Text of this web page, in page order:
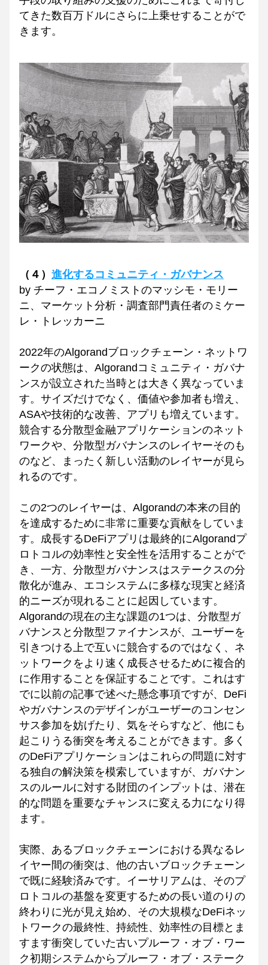
てきた数百万ドルにさらに上乗せすることがで
きます。
（４） 進化するコミュニティ・ガバナンス
by チーフ・エコノミストのマッシモ・モリー
ニ、マーケット分析・調査部門責任者のミケー
レ・トレッカーニ
2022年のAlgorandブロックチェーン・ネットワ
ークの状態は、Algorandコミュニティ・ガバナ
ンスが設立された当時とは大きく異なっていま
す。サイズだけでなく、価値や参加者も増え、
ASAや技術的な改善、アプリも増えています。
競合する分散型金融アプリケーションのネット
ワークや、分散型ガバナンスのレイヤーそのも
のなど、まったく新しい活動のレイヤーが見ら
れるのです。
この2つのレイヤーは、Algorandの本来の目的
を達成するために非常に重要な貢献をしていま
す。成長するDeFiアプリは最終的にAlgorandプ
ロトコルの効率性と安全性を活用することがで
き、一方、分散型ガバナンスはステークスの分
散化が進み、エコシステムに多様な現実と経済
的ニーズが現れることに起因しています。
Algorandの現在の主な課題の1つは、分散型ガ
バナンスと分散型ファイナンスが、ユーザーを
引きつける上で互いに競合するのではなく、ネ
ットワークをより速く成長させるために複合的
に作用することを保証することです。これはす
でに以前の記事で述べた懸念事項ですが、DeFi
やガバナンスのデザインがユーザーのコンセン
サス参加を妨げたり、気をそらすなど、他にも
起こりうる衝突を考えることができます。多く
のDeFiアプリケーションはこれらの問題に対す
る独自の解決策を模索していますが、ガバナン
スのルールに対する財団のインプットは、潜在
的な問題を重要なチャンスに変える力になり得
ます。
実際、あるブロックチェーンにおける異なるレ
イヤー間の衝突は、他の古いブロックチェーン
で既に経験済みです。イーサリアムは、そのプ
ロトコルの基盤を変更するための長い道のりの
終わりに光が見え始め、その大規模なDeFiネッ
トワークの最終性、持続性、効率性の目標とま
すます衝突していた古いプルーフ・オブ・ワー
ク初期システムからプルーフ・オブ・ステーク